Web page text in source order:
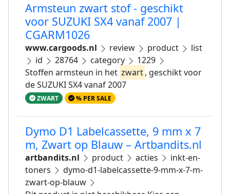
Armsteun zwart stof - geschikt
voor SUZUKI SX4 vanaf 2007 |
CGARM1026
www.cargoods.nl review product
list
id
28764 category
1229
Stoffen armsteun in het zwart, geschikt voor
de SUZUKI SX4 vanaf 2007
ZWART % PER SALE
Dymo D1 Labelcassette, 9 mm x 7
m, Zwart op Blauw – Artbandits.nl
artbandits.nl product acties
inkt-en-
toners
dymo-d1-labelcassette-9-mm-x-7-m-
zwart-op-blauw